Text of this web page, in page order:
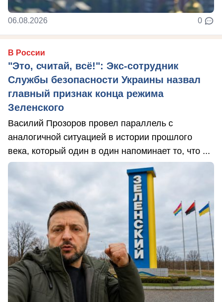
06.08.2026 0
В России
"Это, считай, всё!": Экс-сотрудник
Службы безопасности Украины назвал
главный признак конца режима
Зеленского
Василий Прозоров провел параллель с
аналогичной ситуацией в истории прошлого
века, который один в один напоминает то, что ...